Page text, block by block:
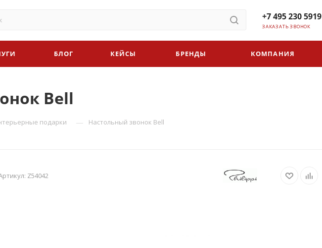
+7 495 230 5919
ЗАКАЗАТЬ ЗВОНОК
БЛОГ КЕЙСЫ БРЕНДЫ КОМПАНИЯ
Bell
подарки — Настольный звонок Bell
Z54042